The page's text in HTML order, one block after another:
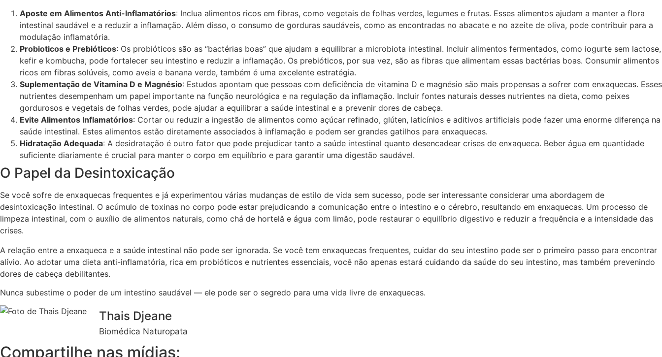
Aposte em Alimentos Anti-Inflamatórios: Inclua alimentos ricos em fibras, como vegetais de folhas verdes, legumes e frutas. Esses alimentos ajudam a manter a flora
intestinal saudável e a reduzir a inflamação. Além disso, o consumo de gorduras saudáveis, como as encontradas no abacate e no azeite de oliva, pode contribuir para a
modulação inflamatória.
Probioticos e Prebióticos: Os probióticos são as “bactérias boas” que ajudam a equilibrar a microbiota intestinal. Incluir alimentos fermentados, como iogurte sem lactose,
kefir e kombucha, pode fortalecer seu intestino e reduzir a inflamação. Os prebióticos, por sua vez, são as fibras que alimentam essas bactérias boas. Consumir alimentos
ricos em fibras solúveis, como aveia e banana verde, também é uma excelente estratégia.
Suplementação de Vitamina D e Magnésio: Estudos apontam que pessoas com deficiência de vitamina D e magnésio são mais propensas a sofrer com enxaquecas. Esses
nutrientes desempenham um papel importante na função neurológica e na regulação da inflamação. Incluir fontes naturais desses nutrientes na dieta, como peixes
gordurosos e vegetais de folhas verdes, pode ajudar a equilibrar a saúde intestinal e a prevenir dores de cabeça.
Evite Alimentos Inflamatórios: Cortar ou reduzir a ingestão de alimentos como açúcar refinado, glúten, laticínios e aditivos artificiais pode fazer uma enorme diferença na
saúde intestinal. Estes alimentos estão diretamente associados à inflamação e podem ser grandes gatilhos para enxaquecas.
Hidratação Adequada: A desidratação é outro fator que pode prejudicar tanto a saúde intestinal quanto desencadear crises de enxaqueca. Beber água em quantidade
suficiente diariamente é crucial para manter o corpo em equilíbrio e para garantir uma digestão saudável.
O Papel da Desintoxicação
Se você sofre de enxaquecas frequentes e já experimentou várias mudanças de estilo de vida sem sucesso, pode ser interessante considerar uma abordagem de
desintoxicação intestinal. O acúmulo de toxinas no corpo pode estar prejudicando a comunicação entre o intestino e o cérebro, resultando em enxaquecas. Um processo de
limpeza intestinal, com o auxílio de alimentos naturais, como chá de hortelã e água com limão, pode restaurar o equilíbrio digestivo e reduzir a frequência e a intensidade das
crises.
A relação entre a enxaqueca e a saúde intestinal não pode ser ignorada. Se você tem enxaquecas frequentes, cuidar do seu intestino pode ser o primeiro passo para encontrar
alívio. Ao adotar uma dieta anti-inflamatória, rica em probióticos e nutrientes essenciais, você não apenas estará cuidando da saúde do seu intestino, mas também prevenindo
dores de cabeça debilitantes.
Nunca subestime o poder de um intestino saudável — ele pode ser o segredo para uma vida livre de enxaquecas.
Thais Djeane
Biomédica Naturopata
Compartilhe nas mídias: